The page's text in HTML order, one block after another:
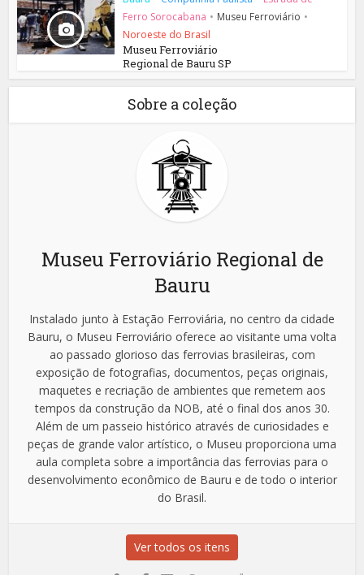
Ferro Sorocabana • Museu Ferroviário •
Noroeste do Brasil
Museu Ferroviário
Regional de Bauru SP
Sobre a coleção
Museu Ferroviário Regional de
Bauru
Instalado junto à Estação Ferroviária, no centro da cidade
Bauru, o Museu Ferroviário oferece ao visitante uma volta
ao passado glorioso das ferrovias brasileiras, com
exposição de fotografias, documentos, peças originais,
maquetes e recriação de ambientes que remetem aos
tempos da construção da NOB, até o final dos anos 30.
Além de um passeio histórico através de curiosidades e
peças de grande valor artístico, o Museu proporciona uma
aula completa sobre a importância das ferrovias para o
desenvolvimento econômico de Bauru e de todo o interior
do Brasil.
Ver todos os itens